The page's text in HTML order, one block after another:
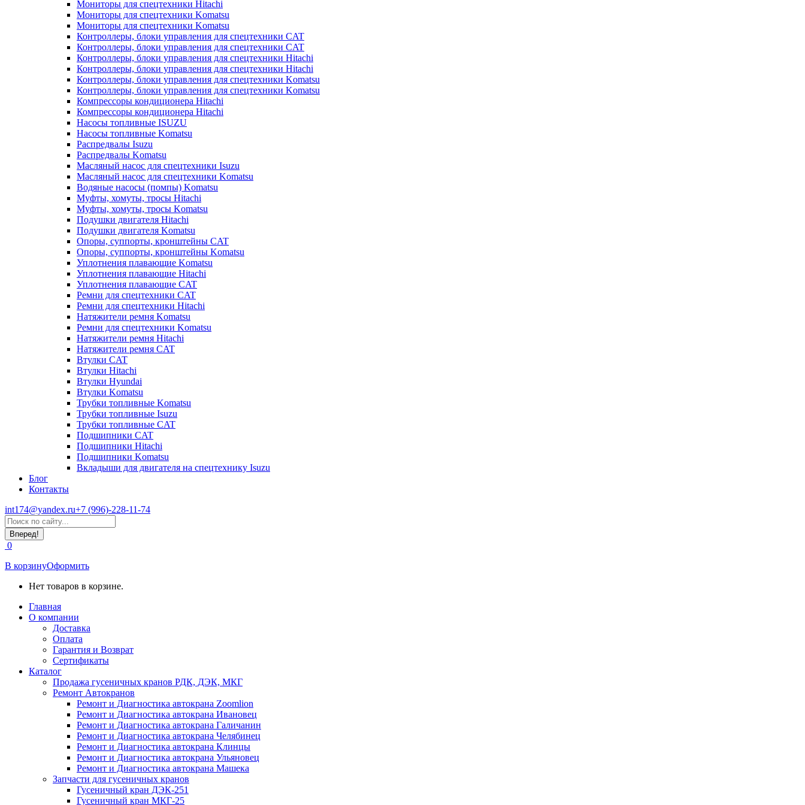
Мониторы для спецтехники Hitachi
Мониторы для спецтехники Komatsu
Мониторы для спецтехники Komatsu
Контроллеры, блоки управления для спецтехники CAT
Контроллеры, блоки управления для спецтехники CAT
Контроллеры, блоки управления для спецтехники Hitachi
Контроллеры, блоки управления для спецтехники Hitachi
Контроллеры, блоки управления для спецтехники Komatsu
Контроллеры, блоки управления для спецтехники Komatsu
Компрессоры кондиционера Hitachi
Компрессоры кондиционера Hitachi
Насосы топливные ISUZU
Насосы топливные Komatsu
Распредвалы Isuzu
Распредвалы Komatsu
Масляный насос для спецтехники Isuzu
Масляный насос для спецтехники Komatsu
Водяные насосы (помпы) Komatsu
Муфты, хомуты, тросы Hitachi
Муфты, хомуты, тросы Komatsu
Подушки двигателя Hitachi
Подушки двигателя Komatsu
Опоры, суппорты, кронштейны CAT
Опоры, суппорты, кронштейны Komatsu
Уплотнения плавающие Komatsu
Уплотнения плавающие Hitachi
Уплотнения плавающие CAT
Ремни для спецтехники CAT
Ремни для спецтехники Hitachi
Натяжители ремня Komatsu
Ремни для спецтехники Komatsu
Натяжители ремня Hitachi
Натяжители ремня CAT
Втулки CAT
Втулки Hitachi
Втулки Hyundai
Втулки Komatsu
Трубки топливные Komatsu
Трубки топливные Isuzu
Трубки топливные CAT
Подшипники CAT
Подшипники Hitachi
Подшипники Komatsu
Вкладыши для двигателя на спецтехнику Isuzu
Блог
Контакты
int174@yandex.ru+7 (996)-228-11-74
Страница
WhatsApp
открывается
в
новом
окне
Поиск:
0
В корзинуОформить
Нет товаров в корзине.
Главная
О компании
Доставка
Оплата
Гарантия и Возврат
Сертификаты
Каталог
Продажа гусеничных кранов РДК, ДЭК, МКГ
Ремонт Автокранов
Ремонт и Диагностика автокрана Zoomlion
Ремонт и Диагностика автокрана Ивановец
Ремонт и Диагностика автокрана Галичанин
Ремонт и Диагностика автокрана Челябинец
Ремонт и Диагностика автокрана Клинцы
Ремонт и Диагностика автокрана Ульяновец
Ремонт и Диагностика автокрана Машека
Запчасти для гусеничных кранов
Гусеничный кран ДЭК-251
Гусеничный кран МКГ-25